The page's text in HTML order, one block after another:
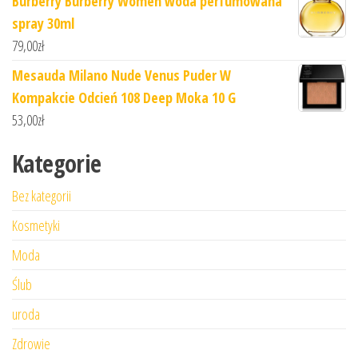
spray 30ml
79,00zł
Mesauda Milano Nude Venus Puder W
Kompakcie Odcień 108 Deep Moka 10 G
53,00zł
Kategorie
Bez kategorii
Kosmetyki
Moda
Ślub
uroda
Zdrowie